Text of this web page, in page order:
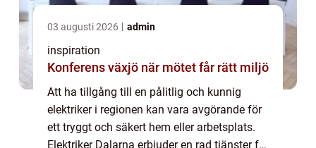
03 augusti 2026 admin
inspiration
Konferens växjö när mötet får rätt miljö
Att ha tillgång till en pålitlig och kunnig
elektriker i regionen kan vara avgörande för
ett tryggt och säkert hem eller arbetsplats.
Elektriker Dalarna erbjuder en rad tjänster för